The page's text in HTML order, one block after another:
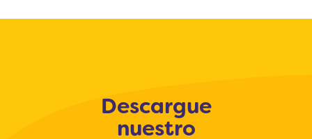
Descargue
nuestro